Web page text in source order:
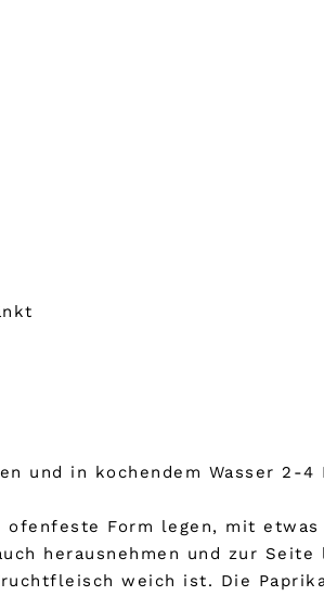
und in kochendem Wasser 2-4
Form legen, mit
herausnehmen und zur
weich ist. Die